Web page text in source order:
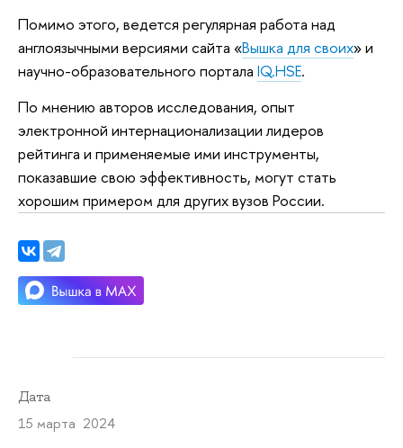
Помимо этого, ведется регулярная работа над
англоязычными версиями сайта «Вышка для своих» и
научно-образовательного портала IQ.HSE.
По мнению авторов исследования, опыт
электронной интернационализации лидеров
рейтинга и применяемые ими инструменты,
показавшие свою эффективность, могут стать
хорошим примером для других вузов России.
Дата
15 марта 2024